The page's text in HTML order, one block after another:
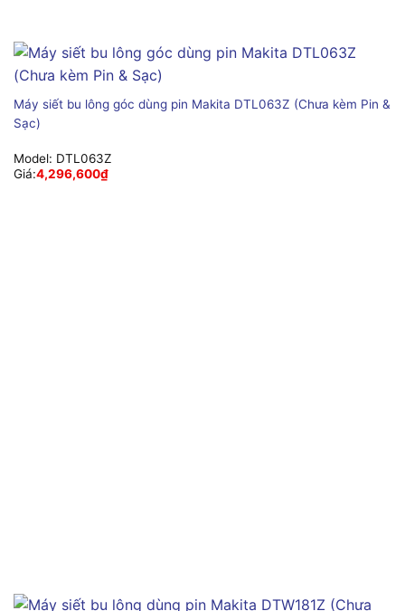
Máy siết bu lông góc dùng pin Makita DTL063Z (Chưa kèm Pin &
Sạc)
Model: DTL063Z
Giá:4,296,600₫